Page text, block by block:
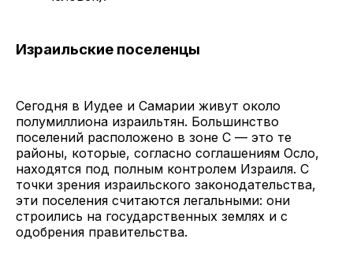
Израильские поселенцы
Сегодня в Иудее и Самарии живут около
полумиллиона израильтян. Большинство
поселений расположено в зоне C — это те
районы, которые, согласно соглашениям Осло,
находятся под полным контролем Израиля. С
точки зрения израильского законодательства,
эти поселения считаются легальными: они
строились на государственных землях и с
одобрения правительства.